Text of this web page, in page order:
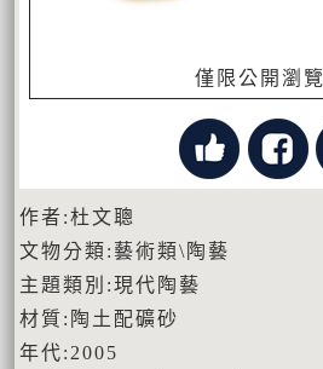
僅限公開瀏覽
作者:杜文聰
文物分類:藝術類\陶藝
主題類別:現代陶藝
材質:陶土配礦砂
年代:2005